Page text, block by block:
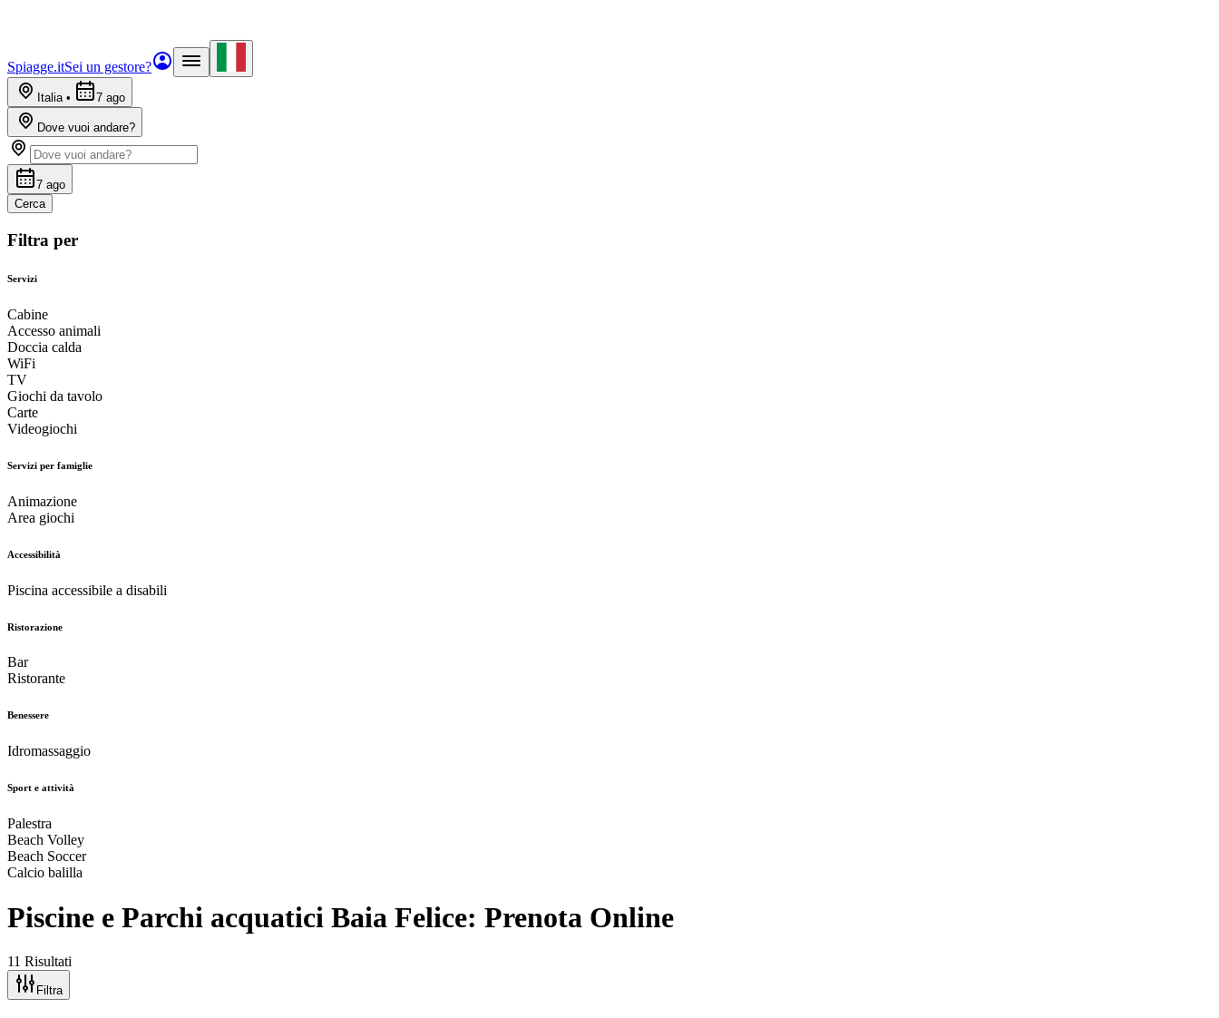
Spiagge.itSei un gestore?
Italia• 7 ago
Dove vuoi andare?
7 ago
Cerca
Filtra per
Servizi
Cabine
Accesso animali
Doccia calda
WiFi
TV
Giochi da tavolo
Carte
Videogiochi
Servizi per famiglie
Animazione
Area giochi
Accessibilità
Piscina accessibile a disabili
Ristorazione
Bar
Ristorante
Benessere
Idromassaggio
Sport e attività
Palestra
Beach Volley
Beach Soccer
Calcio balilla
Piscine e Parchi acquatici Baia Felice: Prenota Online
11 Risultati
Filtra